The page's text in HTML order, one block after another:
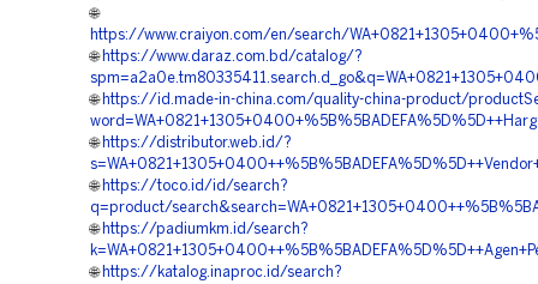
🌐
https://www.craiyon.com/en/search/
🌐 https://www.daraz.com.bd/catalog/?
🌐 https://id.made-in-china.com/quality-china-product/
🌐 https://distributor.web.id/?
🌐 https://toco.id/id/search?
q=product/
🌐 https://padiumkm.id/search?
🌐 https://katalog.inaproc.id/search?